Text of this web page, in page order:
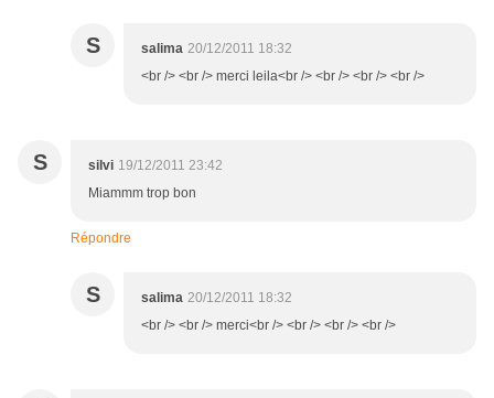
S salima 20/12/2011 18:32
<br /> <br /> merci leila<br /> <br /> <br /> <br />
S silvi 19/12/2011 23:42
Miammm trop bon
Répondre
S salima 20/12/2011 18:32
<br /> <br /> merci<br /> <br /> <br /> <br />